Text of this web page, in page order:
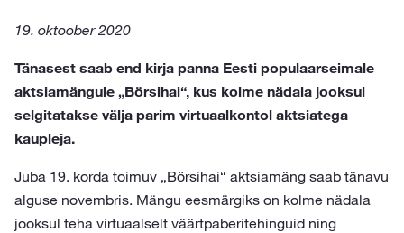
19. oktoober 2020
Tänasest saab end kirja panna Eesti populaarseimale
aktsiamängule „Börsihai“, kus kolme nädala jooksul
selgitatakse välja parim virtuaalkontol aktsiatega
kaupleja.
Juba 19. korda toimuv „Börsihai“ aktsiamäng saab tänavu
alguse novembris. Mängu eesmärgiks on kolme nädala
jooksul teha virtuaalselt väärtpaberitehinguid ning